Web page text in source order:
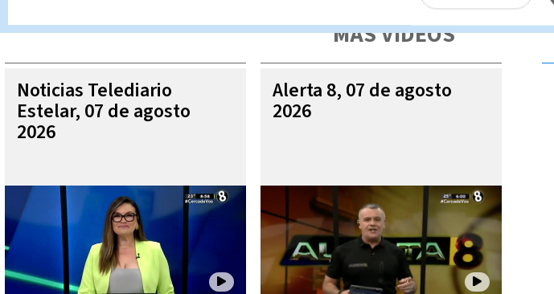
MÁS VIDEOS
Noticias Telediario
Estelar, 07 de agosto
2026
Alerta 8, 07 de agosto
2026